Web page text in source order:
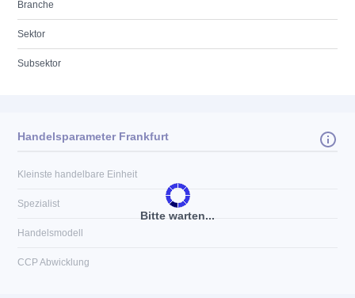
Branche
Sektor
Subsektor
Bitte warten...
Handelsparameter Frankfurt
Kleinste handelbare Einheit
Spezialist
Handelsmodell
CCP Abwicklung